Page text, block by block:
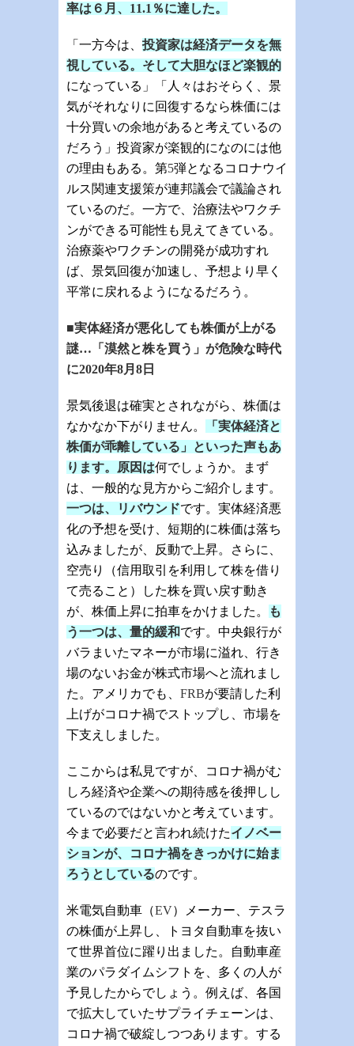
率は６月、 11.1 ％に達した。
「一方今は、 投資家は経済データを無
視している。そして大胆なほど楽観的
になっている」「人々はおそらく、景
気がそれなりに回復するなら株価には
十分買いの余地があると考えているの
だろう」投資家が楽観的になのには他
の理由もある。第5弾となるコロナウイ
ルス関連支援策が連邦議会で議論され
ているのだ。一方で、治療法やワクチ
ンができる可能性も見えてきている。
治療薬やワクチンの開発が成功すれ
ば、景気回復が加速し、予想より早く
平常に戻れるようになるだろう。
■実体経済が悪化しても株価が上がる
謎…「漠然と株を買う」が危険な時代
に2020年8月 8日
景気後退は確実とされながら、株価は
なかなか下がりません。
「実体経済と
株価が乖離している」といった声もあ
ります。原因は何でしょうか。まず
は、一般的な見方からご紹介します。
一つは、リバウンドです。実体経済悪
化の予想を受け、短期的に株価は落ち
込みましたが、反動で上昇。さらに、
空売り（信用取引を利用して株を借り
て売ること）した株を買い戻す動き
が、株価上昇に拍車をかけました。
も
う一つは、量的緩和です。中央銀行が
バラまいたマネーが市場に溢れ、行き
場のないお金が株式市場へと流れまし
た。アメリカでも、 FRBが要請した利
上げがコロナ禍でストップし、市場を
下支えしました。
ここからは私見ですが、コロナ禍がむ
しろ経済や企業への期待感を後押しし
ているのではないかと考えています。
今まで必要だと言われ続けたイノベー
ションが、コロナ禍をきっかけに始ま
ろうとしているのです。
米電気自動車（EV）メーカー、テスラ
の株価が上昇し、トヨタ自動車を抜い
て世界首位に躍り出ました。自動車産
業のパラダイムシフトを、多くの人が
予見したからでしょう。例えば、各国
で拡大していたサプライチェーンは、
コロナ禍で破綻しつつあります。する